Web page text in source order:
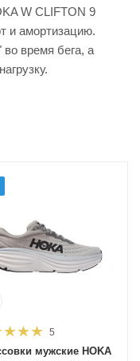
W CLIFTON 9
и амортизацию.
время бега, а
5
мужские HOKA